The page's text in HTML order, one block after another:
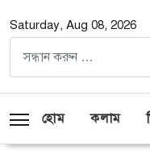
Saturday, Aug 08, 2026
হোম কলাম